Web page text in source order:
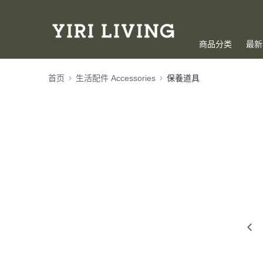
商品分类 最
首页 生活配件 Accessories 保養道具